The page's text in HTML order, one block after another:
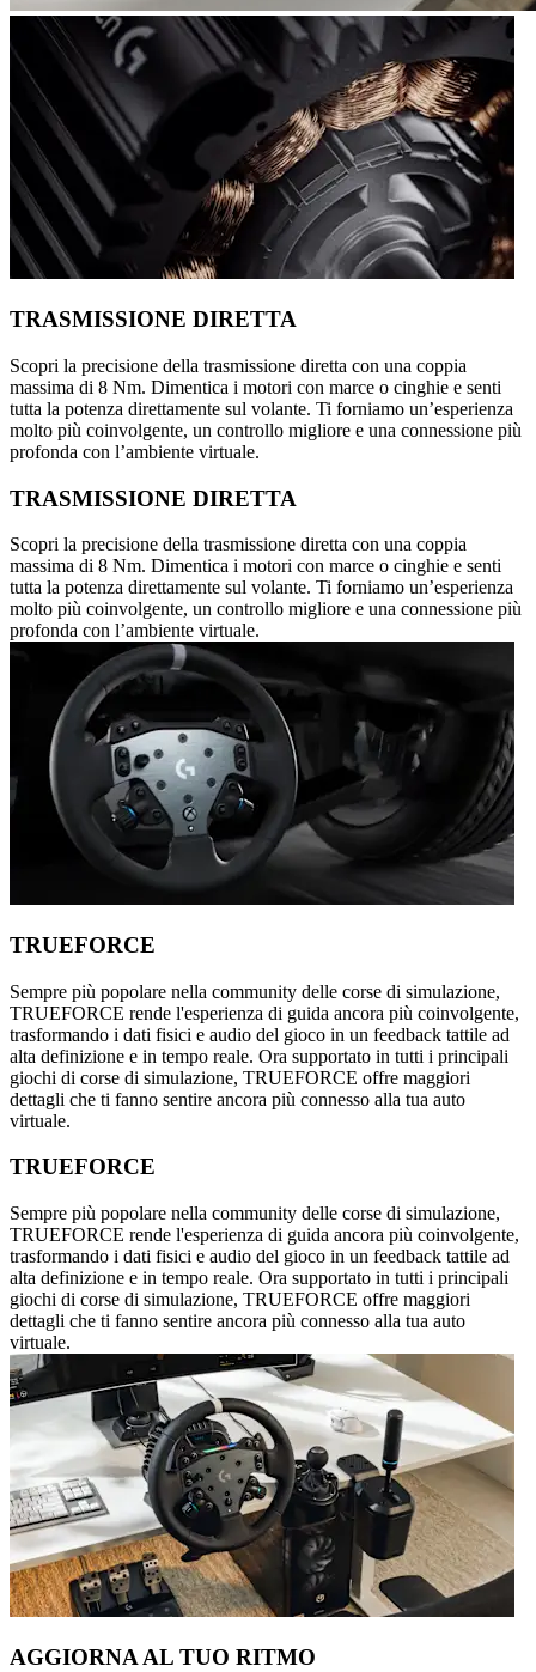
TRASMISSIONE DIRETTA
Scopri la precisione della trasmissione diretta con una coppia
massima di 8 Nm. Dimentica i motori con marce o cinghie e senti
tutta la potenza direttamente sul volante. Ti forniamo un’esperienza
molto più coinvolgente, un controllo migliore e una connessione più
profonda con l’ambiente virtuale.
TRASMISSIONE DIRETTA
Scopri la precisione della trasmissione diretta con una coppia
massima di 8 Nm. Dimentica i motori con marce o cinghie e senti
tutta la potenza direttamente sul volante. Ti forniamo un’esperienza
molto più coinvolgente, un controllo migliore e una connessione più
profonda con l’ambiente virtuale.
TRUEFORCE
Sempre più popolare nella community delle corse di simulazione,
TRUEFORCE rende l'esperienza di guida ancora più coinvolgente,
trasformando i dati fisici e audio del gioco in un feedback tattile ad
alta definizione e in tempo reale. Ora supportato in tutti i principali
giochi di corse di simulazione, TRUEFORCE offre maggiori
dettagli che ti fanno sentire ancora più connesso alla tua auto
virtuale.
TRUEFORCE
Sempre più popolare nella community delle corse di simulazione,
TRUEFORCE rende l'esperienza di guida ancora più coinvolgente,
trasformando i dati fisici e audio del gioco in un feedback tattile ad
alta definizione e in tempo reale. Ora supportato in tutti i principali
giochi di corse di simulazione, TRUEFORCE offre maggiori
dettagli che ti fanno sentire ancora più connesso alla tua auto
virtuale.
AGGIORNA AL TUO RITMO